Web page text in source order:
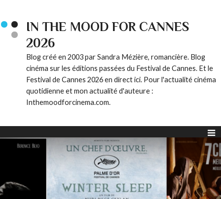
IN THE MOOD FOR CANNES
2026
Blog créé en 2003 par Sandra Mézière, romancière. Blog
cinéma sur les éditions passées du Festival de Cannes. Et le
Festival de Cannes 2026 en direct ici. Pour l'actualité cinéma
quotidienne et mon actualité d'auteure :
Inthemoodforcinema.com.